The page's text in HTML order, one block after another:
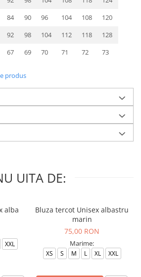
84 90 96 104 108
120
92 98 104 112 118
128
67 69 70 71 72 73
produs
UITA DE:
alba
XXL
Bluza tercot Unisex albastru
marin
75,00 RON
Marime:
XS S M L XL XXL